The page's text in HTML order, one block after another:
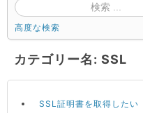
高度な検索
カテゴリー名: SSL
SSL証明書を取得したい